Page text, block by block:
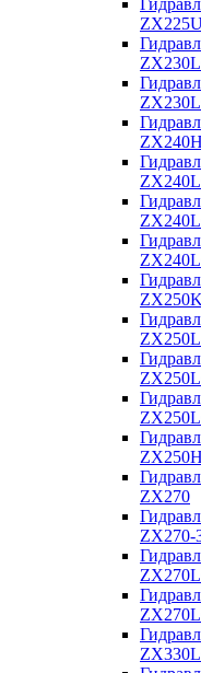
ZX240H
ZX270
ZX270-